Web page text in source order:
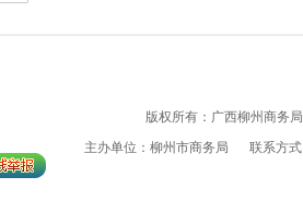
版权所有：广西柳州商务局
主办单位：柳州市商务局 联系方式